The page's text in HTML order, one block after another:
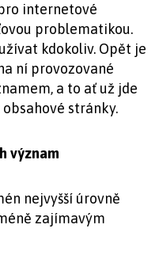
internetové
problematikou.
kdokoliv. Opět je
ní provozované
a to ať už jde
stránky.
význam
nejvyšší úrovně
zajímavým